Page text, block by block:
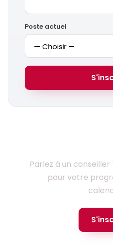
Poste actuel
Parlez à un
pour votre